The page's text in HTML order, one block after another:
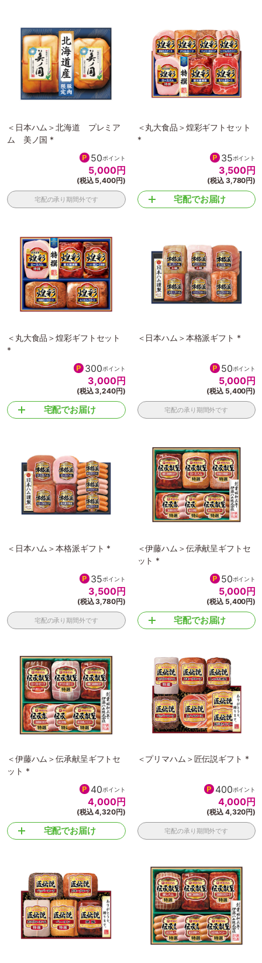
＜日本ハム＞北海道 プレミア
ム 美ノ国 *
50ポイント
5,000円
(税込 5,400円)
宅配の承り期間外です
＜丸大食品＞煌彩ギフトセット
*
35ポイント
3,500円
(税込 3,780円)
宅配でお届け
＜丸大食品＞煌彩ギフトセット
*
300ポイント
3,000円
(税込 3,240円)
宅配でお届け
＜日本ハム＞本格派ギフト *
50ポイント
5,000円
(税込 5,400円)
宅配の承り期間外です
＜日本ハム＞本格派ギフト *
35ポイント
3,500円
(税込 3,780円)
宅配の承り期間外です
＜伊藤ハム＞伝承献呈ギフトセ
ット *
50ポイント
5,000円
(税込 5,400円)
宅配でお届け
＜伊藤ハム＞伝承献呈ギフトセ
ット *
40ポイント
4,000円
(税込 4,320円)
宅配でお届け
＜プリマハム＞匠伝説ギフト *
400ポイント
4,000円
(税込 4,320円)
宅配の承り期間外です